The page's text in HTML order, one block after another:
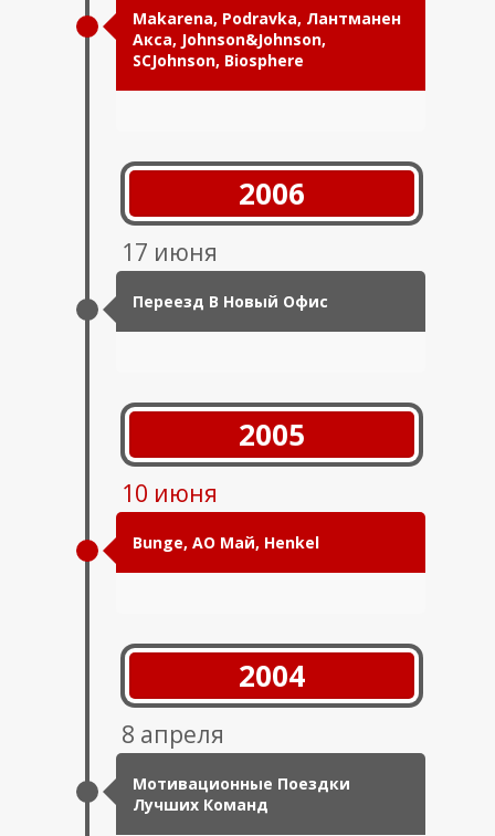
Makarena, Podravka, Лантманен
Акса, Johnson&Johnson,
SCJohnson, Biosphere
2006
17 июня
Переезд В Новый Офис
2005
10 июня
Bunge, АО Май, Henkel
2004
8 апреля
Мотивационные Поездки
Лучших Команд